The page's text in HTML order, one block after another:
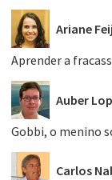
Ariane
Aprender a
Auber
Gobbi, o menino
Carlos